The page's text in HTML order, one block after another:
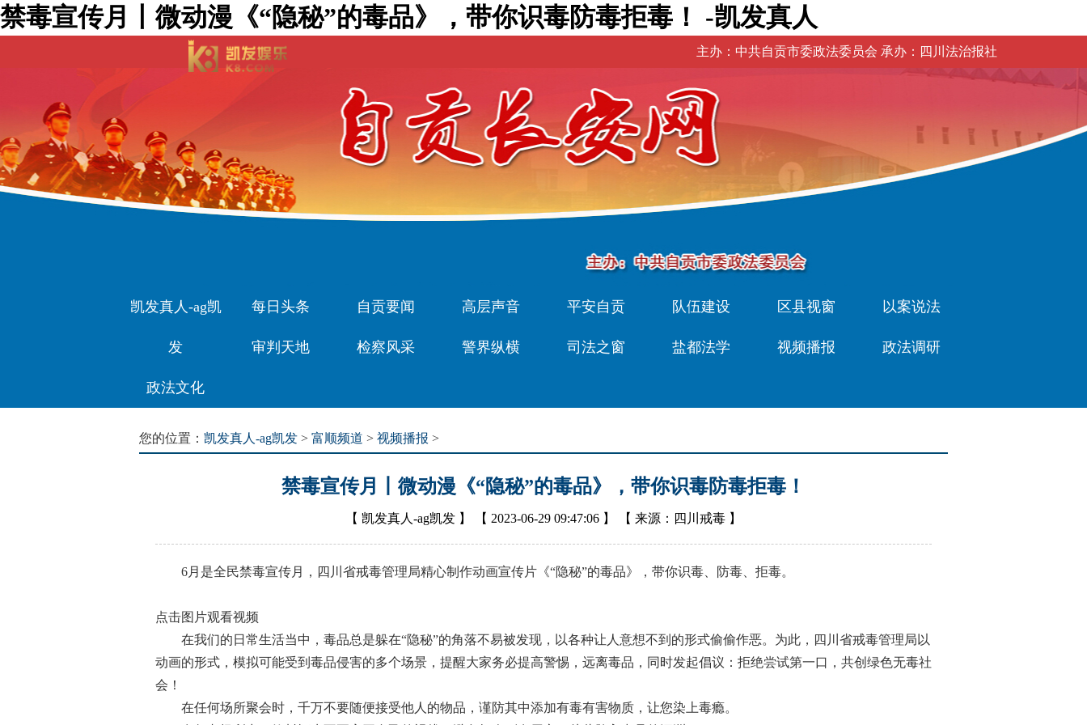
禁毒宣传月丨微动漫《“隐秘”的毒品》，带你识毒防毒拒毒！ -凯发真人
主办：中共自贡市委政法委员会 承办：四川法治报社
凯发真人-ag凯
发
每日头条 自贡要闻 高层声音 平安自贡 队伍建设 区县视窗 以案说法
审判天地 检察风采 警界纵横 司法之窗 盐都法学 视频播报 政法调研
政法文化
您的位置： 凯发真人-ag凯发 > 富顺频道 > 视频播报 >
禁毒宣传月丨微动漫《“隐秘”的毒品》，带你识毒防毒拒毒！
【 凯发真人-ag凯发 】 【 2023-06-29 09:47:06 】 【 来源：四川戒毒 】
6月是全民禁毒宣传月，四川省戒毒管理局精心制作动画宣传片《“隐秘”的毒品》，带你识毒、防毒、拒毒。
点击图片观看视频
在我们的日常生活当中，毒品总是躲在“隐秘”的角落不易被发现，以各种让人意想不到的形式偷偷作恶。为此，四川省戒毒管理局以
动画的形式，模拟可能受到毒品侵害的多个场景，提醒大家务必提高警惕，远离毒品，同时发起倡议：拒绝尝试第一口，共创绿色无毒社
会！
在任何场所聚会时，千万不要随便接受他人的物品，谨防其中添加有毒有害物质，让您染上毒瘾。